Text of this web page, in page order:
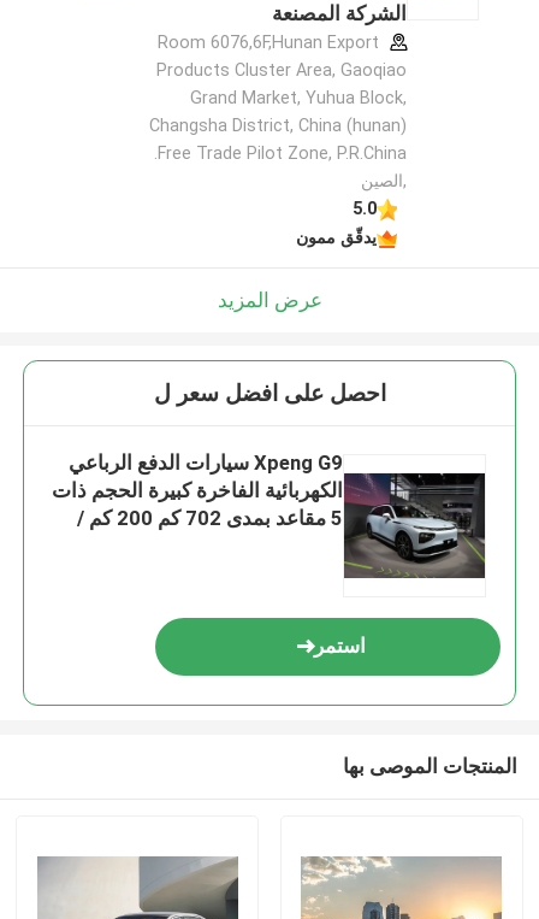
الشركة المصنعة
Room 6076,6F,Hunan Export
Products Cluster Area, Gaoqiao
Grand Market, Yuhua Block,
Changsha District, China (hunan)
,الصين
5.0
يدقّق ممون
عرض المزيد
احصل على افضل سعر ل
Xpeng G9 سيارات الدفع الرباعي
الكهربائية الفاخرة كبيرة الحجم ذات
5 مقاعد بمدى 702 كم 200 كم /
استمر
المنتجات الموصى بها